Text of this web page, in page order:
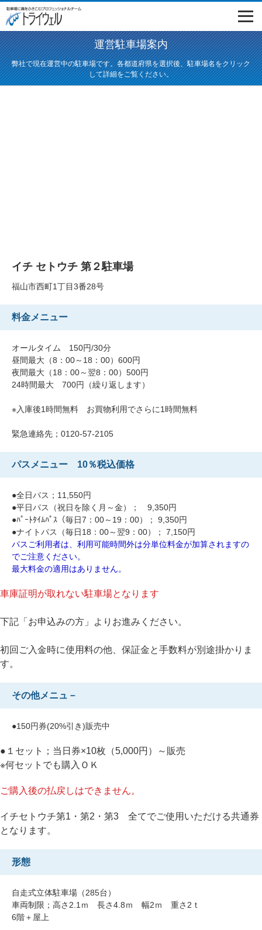
運営駐車場案内
弊社で現在運営中の駐車場です。各都道府県を選択後、駐車場名をクリック
して詳細をご覧ください。
イチ セトウチ 第２駐車場
福山市西町1丁目3番28号
料金メニュー
オールタイム 150円/30分
昼間最大（8：00～18：00）600円
夜間最大（18：00～翌8：00）500円
24時間最大 700円（繰り返します）
※入庫後1時間無料 お買物利用でさらに1時間無料
緊急連絡先；0120-57-2105
パスメニュー 10％税込価格
●全日パス；11,550円
●平日パス（祝日を除く月～金）； 9,350円
●ﾊﾟｰﾄﾀｲﾑﾊﾟｽ（毎日7：00～19：00）； 9,350円
●ナイトパス（毎日18：00～翌9：00）； 7,150円
パスご利用者は、利用可能時間外は分単位料金が加算されますの
でご注意ください。
最大料金の適用はありません。
車庫証明が取れない駐車場となります
下記「お申込みの方」よりお進みください。
初回ご入金時に使用料の他、保証金と手数料が別途掛かりま
す。
その他メニュ－
●150円券(20%引き)販売中
●１セット；当日券×10枚（5,000円）～販売
※何セットでも購入ＯＫ
ご購入後の払戻しはできません。
イチセトウチ第1・第2・第3 全てでご使用いただける共通券
となります。
形態
自走式立体駐車場（285台）
車両制限；高さ2.1ｍ 長さ4.8ｍ 幅2ｍ 重さ2ｔ
6階＋屋上